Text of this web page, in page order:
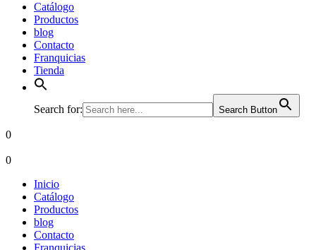
Catálogo
Productos
blog
Contacto
Franquicias
Tienda
Search for: Search Button
0
0
Inicio
Catálogo
Productos
blog
Contacto
Franquicias